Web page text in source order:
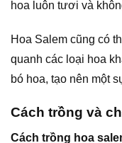
hoa luôn tươi và
Hoa Salem cũng có
quanh các loại hoa
bó hoa, tạo nên một
Cách trồng và
Cách trồng hoa